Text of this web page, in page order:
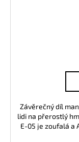
Závěrečný díl
lidi na přerostlý
E-05 je zoufalá a